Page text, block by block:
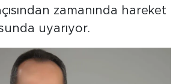
zamanında hareket
uyarıyor.